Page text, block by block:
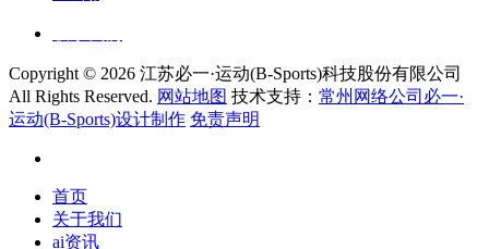
Copyright © 2026 江苏必一·运动(B-Sports)科技股份有限公司
All Rights Reserved. 网站地图 技术支持： 常州网络公司必一·
运动(B-Sports)设计制作 免责声明
首页
关于我们
ai资讯